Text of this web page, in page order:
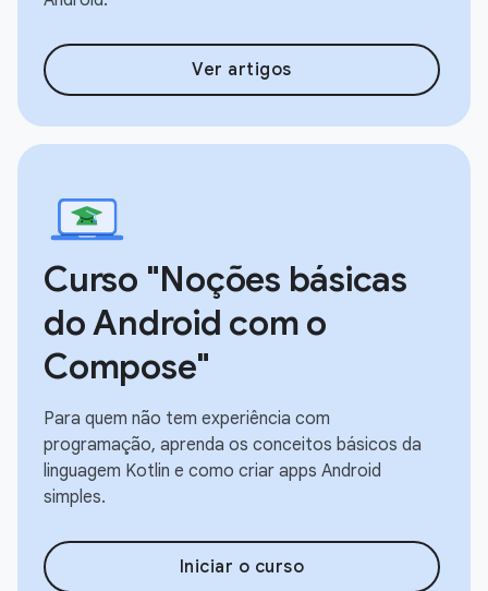
Ver artigos
Curso "Noções básicas
do Android com o
Compose"
Para quem não tem experiência com
programação, aprenda os conceitos básicos da
linguagem Kotlin e como criar apps Android
simples.
Iniciar o curso